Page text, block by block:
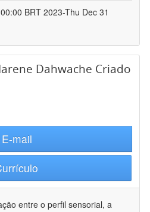
BRT 2023-Thu Dec 31
Dahwache Criado
E-mail
entre o perfil sensorial, a